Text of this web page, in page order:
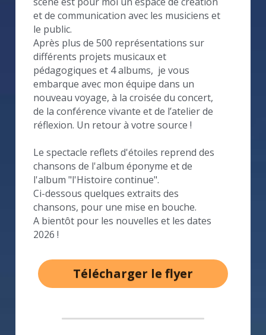
et de communication avec les musiciens et
le public.
Après plus de 500 représentations sur
différents projets musicaux et
pédagogiques et 4 albums,  je vous
embarque avec mon équipe dans un
nouveau voyage, à la croisée du concert,
de la conférence vivante et de l’atelier de
réflexion. Un retour à votre source !
Le spectacle reflets d'étoiles reprend des
chansons de l'album éponyme et de
l'album "l'Histoire continue".
Ci-dessous quelques extraits des
chansons, pour une mise en bouche.
A bientôt pour les nouvelles et les dates
2026 !
Télécharger le flyer